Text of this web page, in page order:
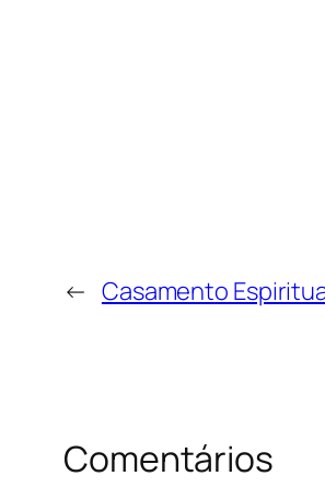
← Casamento
Comentários